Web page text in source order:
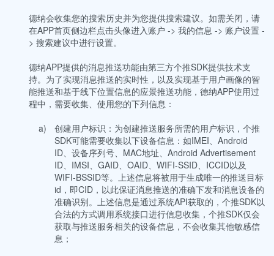
德纳会收集您的搜索历史并为您提供搜索建议。如需关闭，请
在APP首页侧边栏点击头像进入账户 -> 我的信息 -> 账户设置 -
> 搜索建议中进行设置。
德纳APP提供的消息推送功能由第三方个推SDK提供技术支
持。为了实现消息推送的实时性，以及实现基于用户画像的智
能推送和基于线下位置信息的应景推送功能，德纳APP使用过
程中，需要收集、使用您的下列信息：
a)创建用户标识：为创建推送服务所需的用户标识，个推
SDK可能需要收集以下设备信息：如IMEI、Android
ID、设备序列号、MAC地址、Android Advertisement
ID、IMSI、GAID、OAID、WIFI-SSID、ICCID以及
WIFI-BSSID等。上述信息将被用于生成唯一的推送目标
id，即CID，以此保证消息推送的准确下发和消息设备的
准确识别。上述信息是通过系统API获取的，个推SDK以
合法的方式调用系统接口进行信息收集，个推SDK仅会
获取与推送服务相关的设备信息，不会收集其他敏感信
息；